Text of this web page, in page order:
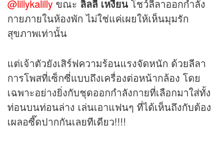
@lillykalilly ขณะ ลิลลี่ เหงียน โชว์ลีลาออกกำลัง
กายภายในห้องพัก ไม่ใช่แค่เผยให้เห็นมุมรัก
สุขภาพเท่านั้น
แต่เจ้าตัวยังเสิร์ฟความร้อนแรงจัดหนัก ด้วยลีลา
การโพสที่เซ็กซี่แบบถึงเครื่องต่อหน้ากล้อง โดย
เฉพาะอย่างยิ่งกับชุดออกกำลังกายที่เลือกมาใส่ทั้ง
ท่อนบนท่อนล่าง เล่นเอาแฟนๆ ที่ได้เห็นถึงกับต้อง
เผลอซี๊ดปากกันเลยทีเดียว!!!!